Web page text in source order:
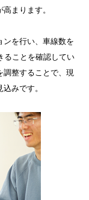
まります。
ンを行い、車線数を
ることを確認してい
調整することで、現
みです。